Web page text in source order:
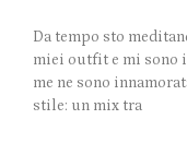
Da tempo sto
miei outfit e mi sono
me ne sono
stile: un mix tra